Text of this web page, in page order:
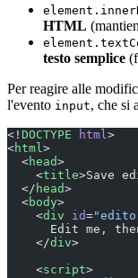
HTML
testo semplice
Per reagire alle
l'evento input, che si
<! DOCTYPE html >
<html >
  <
head>
    <
title>Save
  </
head>
  <
body>
    <
div id=
Edit me,
    </
div>
    <
script>